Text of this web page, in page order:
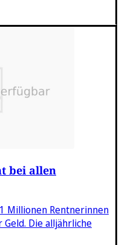
bei allen
Millionen Rentnerinnen
Die alljährliche